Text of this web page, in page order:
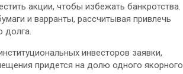
акции, чтобы избежать банкротства.
и варранты, рассчитывая привлечь
долга.
инвесторов заявки,
придется на долю одного якорного